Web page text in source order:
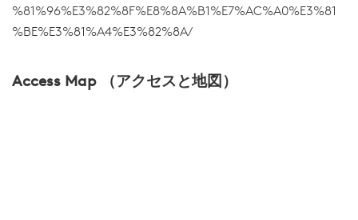
%81%96%E3%82%8F%E8%8A%B1%E7%AC%A0%E3%81
%BE%E3%81%A4%E3%82%8A/
Access Map （アクセスと地図）